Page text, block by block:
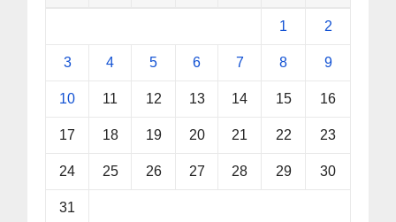
1 2
3 4 5 6 7 8 9
10 11 12 13 14 15 16
17 18 19 20 21 22 23
24 25 26 27 28 29 30
31